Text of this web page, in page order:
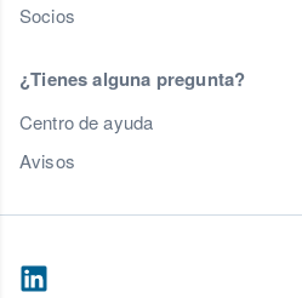
Socios
¿Tienes alguna pregunta?
Centro de ayuda
Avisos